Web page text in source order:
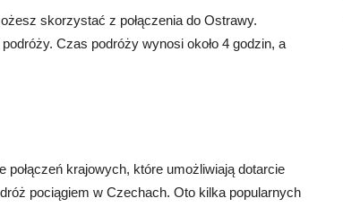
skorzystać z połączenia do Ostrawy.
Czas podróży wynosi około 4 godzin, a
krajowych, które umożliwiają dotarcie
pociągiem w Czechach. Oto kilka popularnych